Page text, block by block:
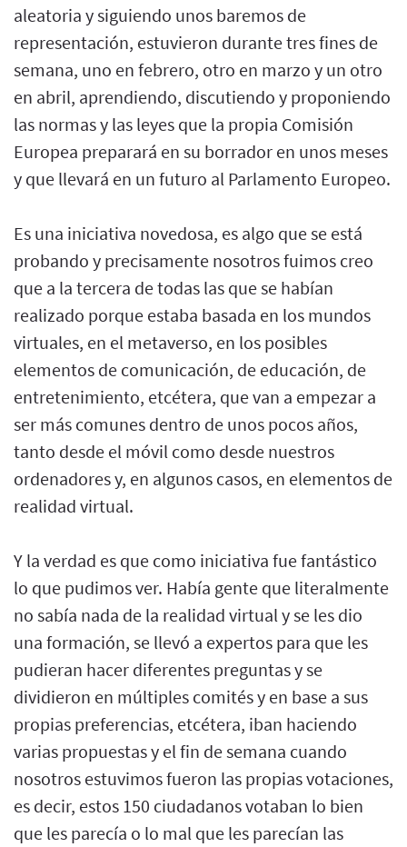
aleatoria y siguiendo unos baremos de
representación, estuvieron durante tres fines de
semana, uno en febrero, otro en marzo y un otro
en abril, aprendiendo, discutiendo y proponiendo
las normas y las leyes que la propia Comisión
Europea preparará en su borrador en unos meses
y que llevará en un futuro al Parlamento Europeo.
Es una iniciativa novedosa, es algo que se está
probando y precisamente nosotros fuimos creo
que a la tercera de todas las que se habían
realizado porque estaba basada en los mundos
virtuales, en el metaverso, en los posibles
elementos de comunicación, de educación, de
entretenimiento, etcétera, que van a empezar a
ser más comunes dentro de unos pocos años,
tanto desde el móvil como desde nuestros
ordenadores y, en algunos casos, en elementos de
realidad virtual.
Y la verdad es que como iniciativa fue fantástico
lo que pudimos ver. Había gente que literalmente
no sabía nada de la realidad virtual y se les dio
una formación, se llevó a expertos para que les
pudieran hacer diferentes preguntas y se
dividieron en múltiples comités y en base a sus
propias preferencias, etcétera, iban haciendo
varias propuestas y el fin de semana cuando
nosotros estuvimos fueron las propias votaciones,
es decir, estos 150 ciudadanos votaban lo bien
que les parecía o lo mal que les parecían las